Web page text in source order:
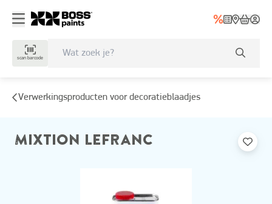
scan barcode
Verwerkingsproducten voor decoratieblaadjes
MIXTION LEFRANC